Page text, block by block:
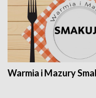
Warmia i Mazury